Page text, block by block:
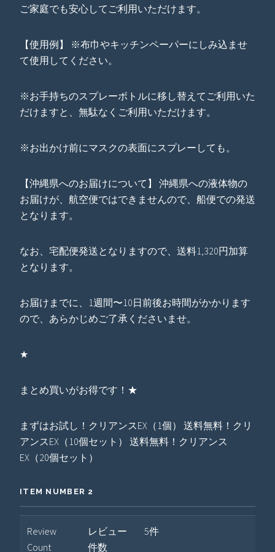
ご家庭でも安心してご利用いただけます。
【使用例】 ※布巾やキッチンペーパーにしみ込ませ
て使用してください。
※お手持ちのスプレーボトルに移し替えてご利用いた
だけますと、無駄なくご利用いただけます。
※お出かけ前にマスクの表面にスプレーしても。
【沖縄県へのお届けについて】 沖縄県への液体物の
お届けが、航空便ではできませんので、船便での発送
となります。
なお、宅配便発送となりますので、送料1,320円加算
となります。
お届けまでに、1週間〜10日前後お時間がかかります
ので、あらかじめご了承くださいませ。
★
まとめ買いがお得です！★
まずはお試し！クリアンスEX（1個） 送料無料！クリ
アンスEX（10個セット） 送料無料！クリアンス
EX（20個セット）
ITEM NUMBER 2
Review
Count
レビュー
件数
5件